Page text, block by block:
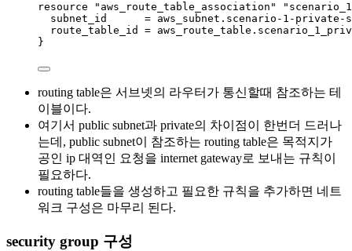
resource
"aws_route_table_association"
subnet_id = aws_subnet . scenario-1-private-
route_table_id = aws_route_table .
}
routing table은 서브넷의 라우터가 통신할때 참조하는 테
이블이다.
여기서 public subnet과 private의 차이점이 한번더 드러나
는데, public subnet이 참조하는 routing table은 목적지가
공인 ip 대역인 요청을 internet gateway로 보내는 규칙이
필요하다.
routing table들을 생성하고 필요한 규칙을 추가하면 네트
워크 구성은 마무리 된다.
security group 구성